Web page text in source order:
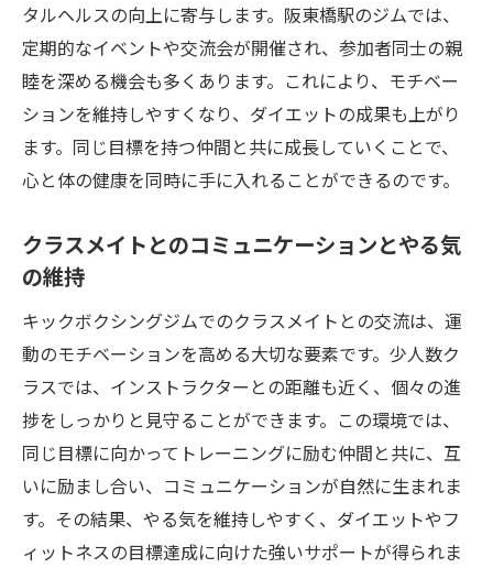
タルヘルスの向上に寄与します。阪東橋駅のジムでは、
定期的なイベントや交流会が開催され、参加者同士の親
睦を深める機会も多くあります。これにより、モチベー
ションを維持しやすくなり、ダイエットの成果も上がり
ます。同じ目標を持つ仲間と共に成長していくことで、
心と体の健康を同時に手に入れることができるのです。
クラスメイトとのコミュニケーションとやる気
の維持
キックボクシングジムでのクラスメイトとの交流は、運
動のモチベーションを高める大切な要素です。少人数ク
ラスでは、インストラクターとの距離も近く、個々の進
捗をしっかりと見守ることができます。この環境では、
同じ目標に向かってトレーニングに励む仲間と共に、互
いに励まし合い、コミュニケーションが自然に生まれま
す。その結果、やる気を維持しやすく、ダイエットやフ
ィットネスの目標達成に向けた強いサポートが得られま